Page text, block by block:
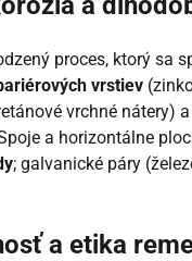
proces, ktorý sa
vrstiev
vrchné nátery)
a horizontálne
; galvanické páry
a etika